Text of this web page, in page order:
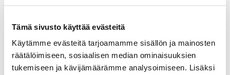
Tämä sivusto käyttää evästeitä
Käytämme evästeitä tarjoamamme sisällön ja mainosten
räätälöimiseen, sosiaalisen median ominaisuuksien
tukemiseen ja kävijämäärämme analysoimiseen. Lisäksi
Yhteystiedot
Katuosoite (*):